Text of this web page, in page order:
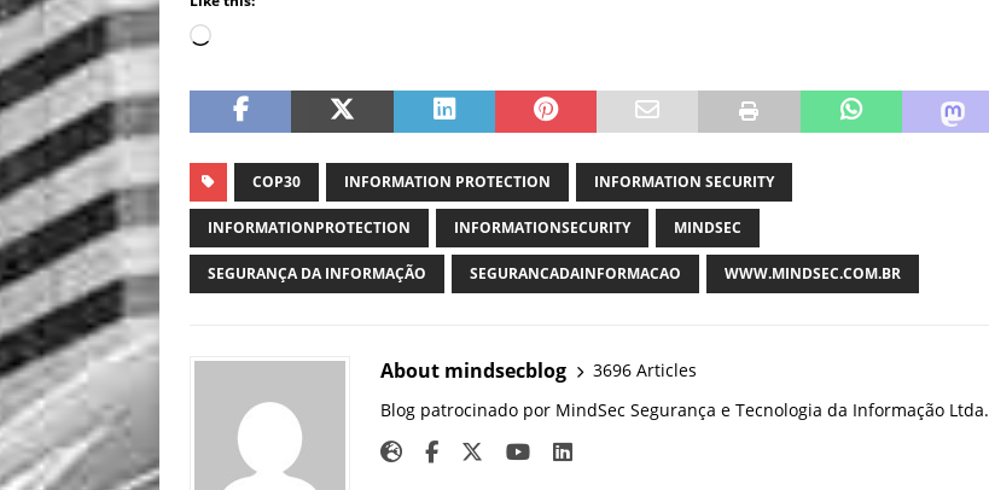
COP30 INFORMATION PROTECTION INFORMATION SECURITY
INFORMATIONPROTECTION INFORMATIONSECURITY MINDSEC
SEGURANÇA DA INFORMAÇÃO SEGURANCADAINFORMACAO WWW.MINDSEC.COM.BR
About mindsecblog
3696 Articles
Blog patrocinado por MindSec Segurança e Tecnologia da Informação Ltda.